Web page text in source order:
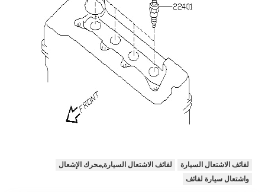
لفائف الاشتعال السيارة
لفائف الاشتعال السيارة,محرك الإشعال
واشتعال سيارة لفائف